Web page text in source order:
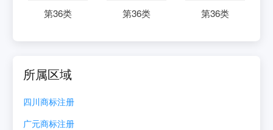
第36类 第36类 第36类
所属区域
四川商标注册
广元商标注册